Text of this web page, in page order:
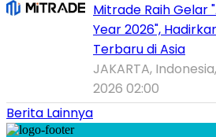
Mitrade Raih Gelar
Year 2026",
Terbaru di Asia
JAKARTA,
2026 02:00
Berita Lainnya